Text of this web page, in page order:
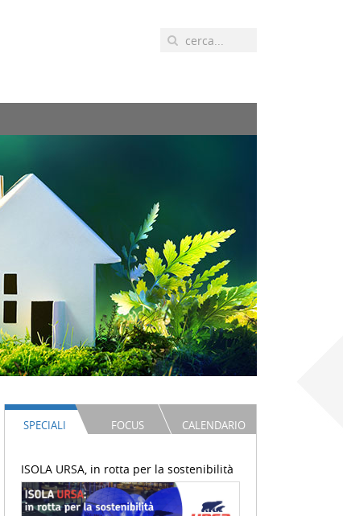
SPECIALI FOCUS CALENDARIO
ISOLA URSA, in rotta per la sostenibilità